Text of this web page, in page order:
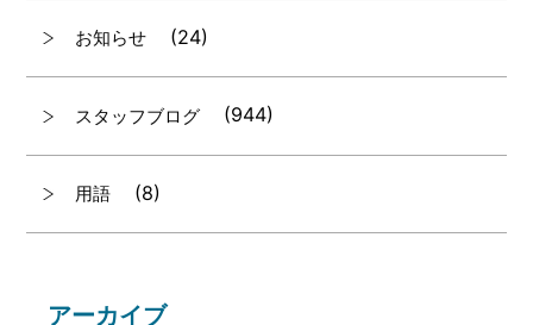
お知らせ (24)
スタッフブログ (944)
用語 (8)
アーカイブ